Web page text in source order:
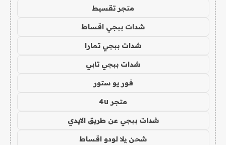
متجر تقسيط
شدات ببجي اقساط
شدات ببجي تمارا
شدات ببجي تابي
فور يو ستور
متجر 4u
شدات ببجي عن طريق الايدي
شحن يلا لودو اقساط